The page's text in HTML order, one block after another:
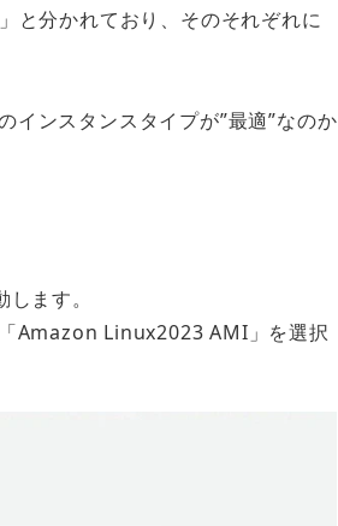
と分かれており、そのそれぞれに
インスタンスタイプが”最適”なのか
ます。
Amazon Linux2023 AMI」を選択